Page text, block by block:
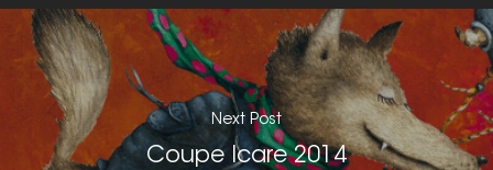
Next Post
Coupe Icare 2014